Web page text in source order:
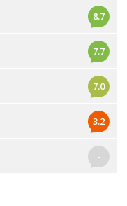
8.7
7.7
7.0
3.2
-